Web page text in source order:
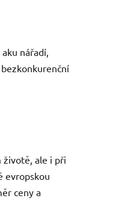
nářadí,
životě, ale i při
evropskou
ceny a